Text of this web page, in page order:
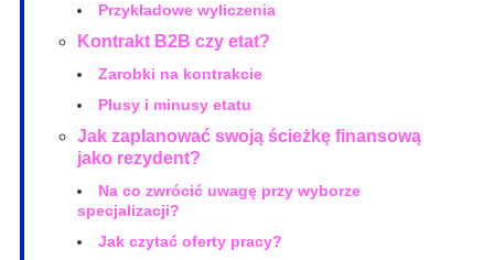
Przykładowe wyliczenia
Kontrakt B2B czy etat?
Zarobki na kontrakcie
Plusy i minusy etatu
Jak zaplanować swoją ścieżkę finansową
jako rezydent?
Na co zwrócić uwagę przy wyborze
specjalizacji?
Jak czytać oferty pracy?